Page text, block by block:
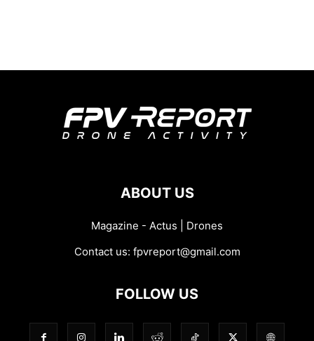
ABOUT US
Magazine - Actus | Drones
Contact us: fpvreport@gmail.com
FOLLOW US